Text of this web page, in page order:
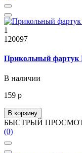
1
120097
Прикольный фартук
В наличии
159 р
В корзину
БЫСТРЫЙ
(0)